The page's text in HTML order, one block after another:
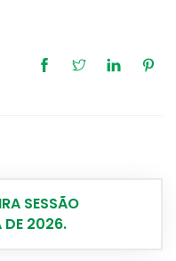
SESSÃO
DE 2026.